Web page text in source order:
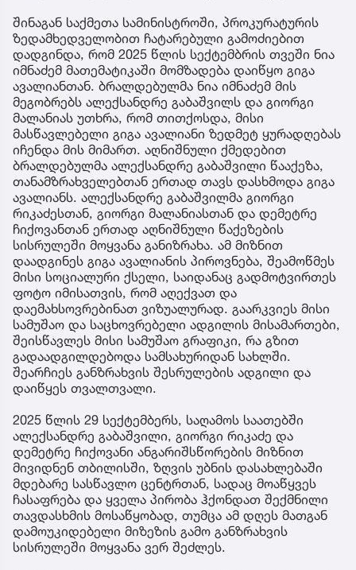
შინაგან საქმეთა სამინისტროში, პროკურატურის
ზედამხედველობით ჩატარებული გამოძიებით
დადგინდა, რომ 2025 წლის სექტემბრის თვეში ნია
იმნაძემ მათემატიკაში მომზადება დაიწყო გიგა
ავალიანთან. ბრალდებულმა ნია იმნაძემ მის
მეგობრებს ალექსანდრე გაბაშვილს და გიორგი
მალანიას უთხრა, რომ თითქოსდა, მისი
მასწავლებელი გიგა ავალიანი ზედმეტ ყურადღებას
იჩენდა მის მიმართ. აღნიშნული ქმედებით
ბრალდებულმა ალექსანდრე გაბაშვილი წააქეზა,
თანამზრახველებთან ერთად თავს დასხმოდა გიგა
ავალიანს. ალექსანდრე გაბაშვილმა გიორგი
რიკაძესთან, გიორგი მალანიასთან და დემეტრე
ჩიქოვანთან ერთად აღნიშნული წაქეზების
სისრულეში მოყვანა განიზრახა. ამ მიზნით
დაადგინეს გიგა ავალიანის პიროვნება, შეამოწმეს
მისი სოციალური ქსელი, საიდანაც გადმოტვირთეს
ფოტო იმისათვის, რომ აღექვათ და
დაემახსოვრებინათ ვიზუალურად. გაარკვიეს მისი
სამუშაო და საცხოვრებელი ადგილის მისამართები,
შეისწავლეს მისი სამუშაო გრაფიკი, რა გზით
გადაადგილდებოდა სამსახურიდან სახლში.
შეარჩიეს განზრახვის შესრულების ადგილი და
დაიწყეს თვალთვალი.
2025 წლის 29 სექტემბერს, საღამოს საათებში
ალექსანდრე გაბაშვილი, გიორგი რიკაძე და
დემეტრე ჩიქოვანი ანგარიშსწორების მიზნით
მივიდნენ თბილისში, ზღვის უბნის დასახლებაში
მდებარე სასწავლო ცენტრთან, სადაც მოაწყვეს
ჩასაფრება და ყველა პირობა ჰქონდათ შექმნილი
თავდასხმის მოსაწყობად, თუმცა ამ დღეს მათგან
დამოუკიდებელი მიზეზის გამო განზრახვის
სისრულეში მოყვანა ვერ შეძლეს.